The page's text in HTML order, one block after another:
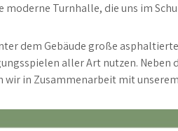
moderne Turnhalle, die uns im
dem Gebäude große
aller Art nutzen.
in Zusammenarbeit mit